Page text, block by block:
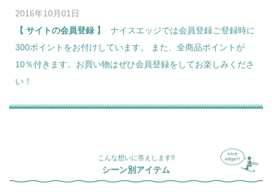
2016年10月01日
サイトの会員登録
ナイスエッジでは会員登録ご登録時に
300ポイントをお付けしています。 また、全商品ポイントが
10％付きます。お買い物はぜひ会員登録をしてお楽しみくださ
い！
こんな想いに答えします!!
シーン別アイテム